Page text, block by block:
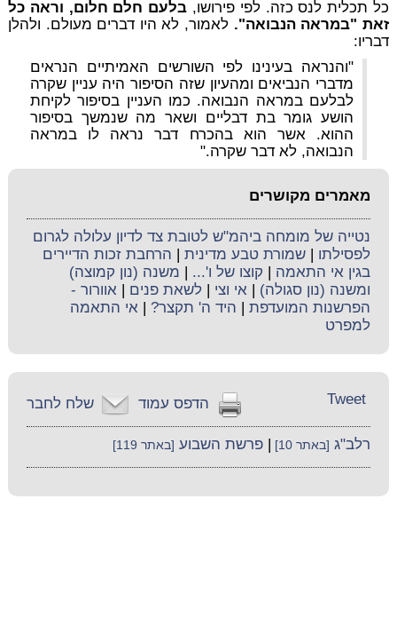
כל תכלית לנס כזה. לפי פירושו, בלעם חלם חלום, וראה כל
זאת "במראה הנבואה". לאמור, לא היו דברים מעולם. ולהלן
דבריו:
"והנראה בעינינו לפי השורשים האמיתיים הנראים
מדברי הנביאים ומהעיון שזה הסיפור היה עניין שקרה
לבלעם במראה הנבואה. כמו העניין בסיפור לקיחת
הושע גומר בת דבליים ושאר מה שנמשך בסיפור
ההוא. אשר הוא בהכרח דבר נראה לו במראה
הנבואה, לא דבר שקרה."
מאמרים מקושרים
נטייה של מומחה ביהמ"ש לטובת צד לדיון עלולה לגרום
לפסילתו |שמורת טבע מדינית
הרחבת זכות הדיירים
בגין אי התאמה
קוצו של ו'...
משנה (נון קמוצה)
ומשנה (נון סגולה) |אי וצי לשאת פנים |אוורור -
הפרשנות המועדפת
היד ה' תקצר? |אי התאמה
למפרט
שלח לחבר הדפס עמוד Tweet
רלב"ג [באתר 10] |פרשת השבוע [באתר 119]